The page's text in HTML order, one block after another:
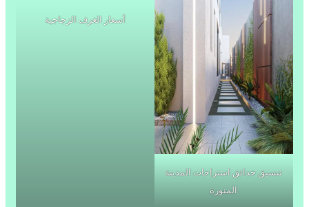
تنسيق حدائق استراحات المدينة
المنورة
أسعار الغرف الزجاجية